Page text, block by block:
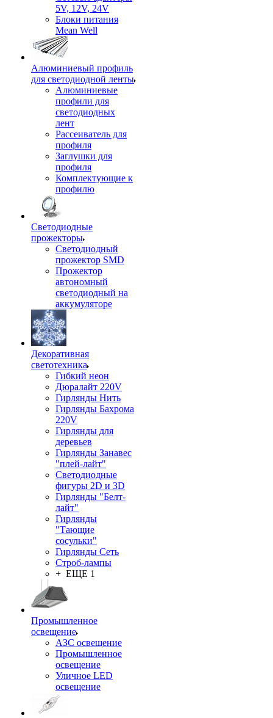
5V, 12V, 24V
Блоки питания
Mean Well
Алюминиевый профиль
для светодиодной ленты
Алюминиевые
профили для
светодиодных
лент
Рассеиватель для
профиля
Заглушки для
профиля
Комплектующие к
профилю
Светодиодные
прожекторы
Светодиодный
прожектор SMD
Прожектор
автономный
светодиодный на
аккумуляторе
Декоративная
светотехника
Гибкий неон
Дюралайт 220V
Гирлянды Нить
Гирлянды Бахрома
220V
Гирлянды для
деревьев
Гирлянды Занавес
"плей-лайт"
Светодиодные
фигуры 2D и 3D
Гирлянды "Белт-
лайт"
Гирлянды
"Тающие
сосульки"
Гирлянды Сеть
Строб-лампы
+ ЕЩЕ 1
Промышленное
освещение
АЗС освещение
Промышленное
освещение
Уличное LED
освещение